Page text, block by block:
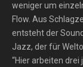
weniger um
Flow. Aus
entsteht der
Jazz, der für
“Hier arbeiten